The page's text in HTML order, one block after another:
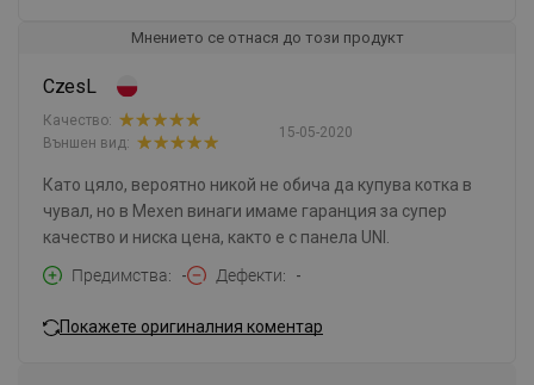
Мнението се отнася до този продукт
CzesL
15-05-2020
Качество:
Външен вид:
Като цяло, вероятно никой не обича да купува котка в
чувал, но в Mexen винаги имаме гаранция за супер
качество и ниска цена, както е с панела UNI.
Предимства
- Дефекти -
Покажете оригиналния коментар